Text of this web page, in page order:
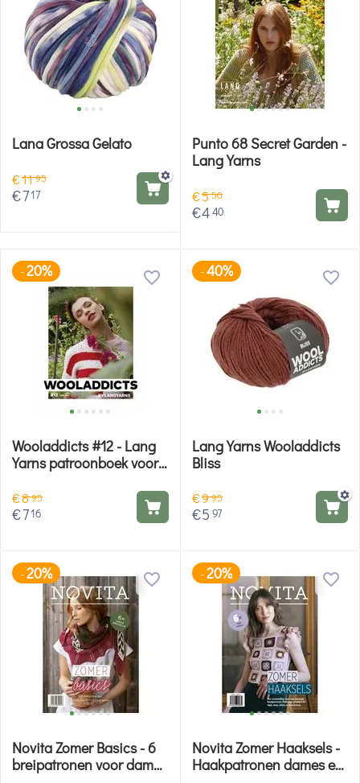
Lana Grossa Gelato
€1195
€717
Punto 68 Secret Garden -
Lang Yarns
€550
€440
-20%
Wooladdicts #12 - Lang
Yarns patroonboek voor
€895
€716
-40%
Lang Yarns Wooladdicts
Bliss
€995
€5 97
-20%
Novita Zomer Basics - 6
breipatronen voor dames
-20%
Novita Zomer Haaksels -
Haakpatronen dames en